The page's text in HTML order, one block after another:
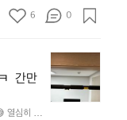
마
리
합
니
다.
건
무
조
건
들
6 0
간만
열심히 해
겨
울
이
라